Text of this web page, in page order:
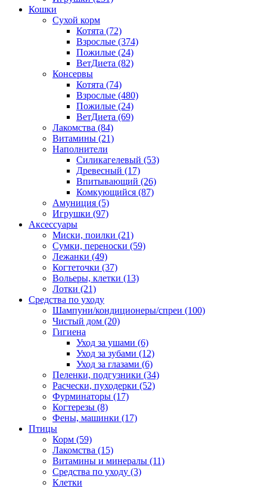
Кошки
Сухой корм
Котята (72)
Взрослые (374)
Пожилые (24)
ВетДиета (82)
Консервы
Котята (74)
Взрослые (480)
Пожилые (24)
ВетДиета (69)
Лакомства (84)
Витамины (21)
Наполнители
Силикагелевый (53)
Древесный (17)
Впитывающий (26)
Комкующийся (87)
Амуниция (5)
Игрушки (97)
Аксессуары
Миски, поилки (21)
Сумки, переноски (59)
Лежанки (49)
Когтеточки (37)
Вольеры, клетки (13)
Лотки (21)
Средства по уходу
Шампуни/кондиционеры/спреи (100)
Чистый дом (20)
Гигиена
Уход за ушами (6)
Уход за зубами (12)
Уход за глазами (6)
Пеленки, подгузники (34)
Расчески, пуходерки (52)
Фурминаторы (17)
Когтерезы (8)
Фены, машинки (17)
Птицы
Корм (59)
Лакомства (15)
Витамины и минералы (11)
Средства по уходу (3)
Клетки